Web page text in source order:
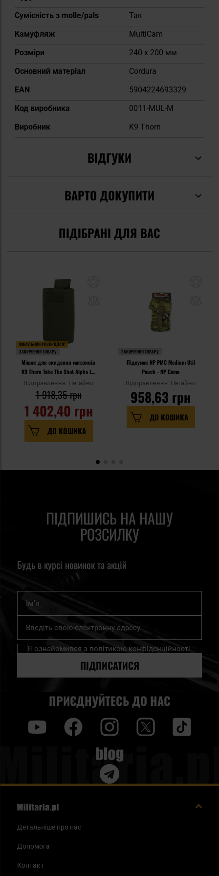
Сумісність з molle/pals
Так
Камуфляж
MultiCam
Розміри
240 x 200 мм
Основний матеріал
Cordura
EAN
5904224693329
Код виробника
0011-MUL-M
Виробник
K9 Thorn
ВІДГУКИ
ВАРТО ДОКУПИТИ
ПІДІБРАНІ ДЛЯ ВАС
ФІНАЛЬНИЙ РОЗПРОДАЖ
ЗАКІНЧЕННЯ ТОВАРУ
Мішок для скидання магазинів
K9 Thorn Take The Shot Alpha L -
Оливковий
Відправлення: Негайно
1 402,40 грн
1 918,35 грн
ДО КОШИКА
ЗАКІНЧЕННЯ ТОВАРУ
Підсумок NP PMC Medium Util
Pouch - NP Camo
Відправлення: Негайно
958,63 грн
ДО КОШИКА
ПІДПИШИСЬ НА НАШУ
РОЗСИЛКУ
Будь в курсі новинок та акцій
Підпишіться
нашу
розсилку
Я ознайомився з політикою конфіденційності
ПІДПИСАТИСЯ
ПРИЄДНУЙТЕСЬ ДО НАС
Blog
Детальніше про нас
Допомога
Контакт